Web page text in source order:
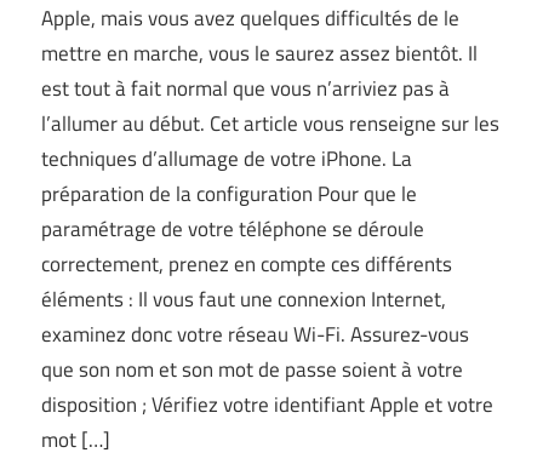
Apple, mais vous avez quelques difficultés de le
mettre en marche, vous le saurez assez bientôt. Il
est tout à fait normal que vous n’arriviez pas à
l’allumer au début. Cet article vous renseigne sur les
techniques d’allumage de votre iPhone. La
préparation de la configuration Pour que le
paramétrage de votre téléphone se déroule
correctement, prenez en compte ces différents
éléments : Il vous faut une connexion Internet,
examinez donc votre réseau Wi-Fi. Assurez-vous
que son nom et son mot de passe soient à votre
disposition ; Vérifiez votre identifiant Apple et votre
mot […]